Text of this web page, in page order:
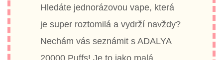
Hledáte jednorázovou vape, která
je super roztomilá a vydrží navždy?
Nechám vás seznámit s ADALYA